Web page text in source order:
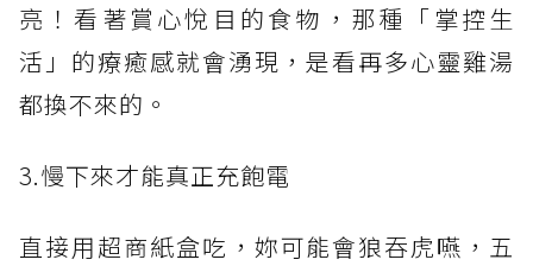
亮！看著賞心悅目的食物，那種「掌控生
活」的療癒感就會湧現，是看再多心靈雞湯
都換不來的。
3.慢下來才能真正充飽電
直接用超商紙盒吃，妳可能會狼吞虎嚥，五